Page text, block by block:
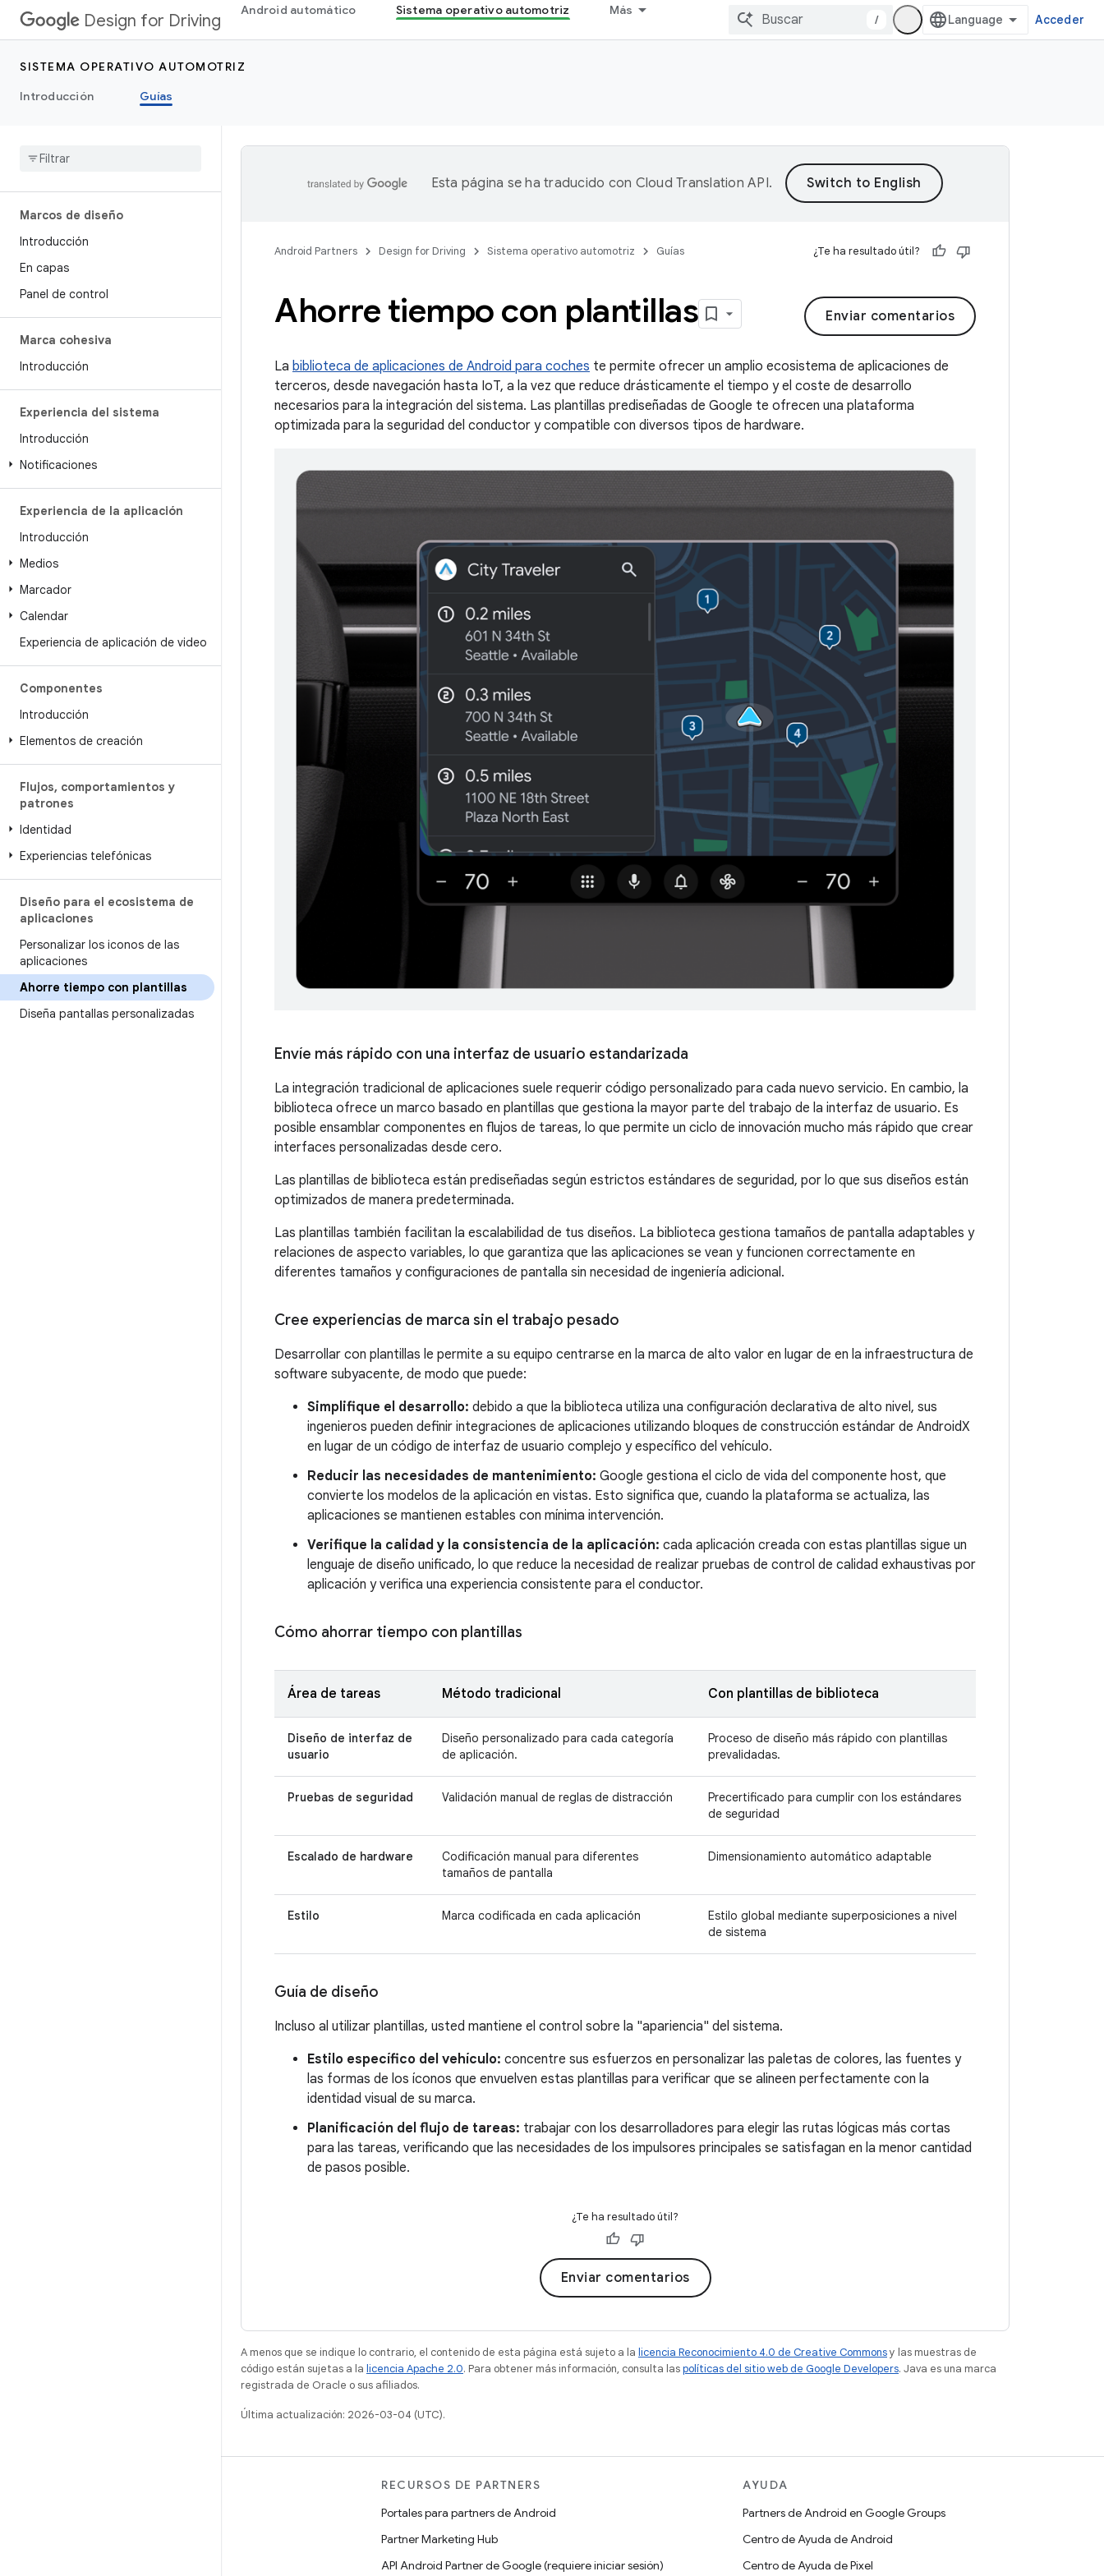
Design for Driving
Android automático Sistema operativo automotriz Más
/ Acceder
SISTEMA OPERATIVO AUTOMOTRIZ
Introducción
Guías
Marcos de diseño
Introducción
En capas
Panel de control
Marca cohesiva
Introducción
Experiencia del sistema
Introducción
Notificaciones
Experiencia de la aplicación
Introducción
Medios
Marcador
Calendar
Experiencia de aplicación de video
Componentes
Introducción
Elementos de creación
Flujos, comportamientos y
patrones
Identidad
Experiencias telefónicas
Diseño para el ecosistema de
aplicaciones
Personalizar los iconos de las
aplicaciones
Ahorre tiempo con plantillas
Diseña pantallas personalizadas
Esta página se ha traducido con Cloud Translation API.
Android Partners Design for Driving Sistema operativo automotriz Guías ¿Te ha resultado útil?
Enviar comentarios
Ahorre tiempo con plantillas
La biblioteca de aplicaciones de Android para coches te permite ofrecer un amplio ecosistema de aplicaciones de
terceros, desde navegación hasta IoT, a la vez que reduce drásticamente el tiempo y el coste de desarrollo
necesarios para la integración del sistema. Las plantillas prediseñadas de Google te ofrecen una plataforma
optimizada para la seguridad del conductor y compatible con diversos tipos de hardware.
Envíe más rápido con una interfaz de usuario estandarizada
La integración tradicional de aplicaciones suele requerir código personalizado para cada nuevo servicio. En cambio, la
biblioteca ofrece un marco basado en plantillas que gestiona la mayor parte del trabajo de la interfaz de usuario. Es
posible ensamblar componentes en flujos de tareas, lo que permite un ciclo de innovación mucho más rápido que crear
interfaces personalizadas desde cero.
Las plantillas de biblioteca están prediseñadas según estrictos estándares de seguridad, por lo que sus diseños están
optimizados de manera predeterminada.
Las plantillas también facilitan la escalabilidad de tus diseños. La biblioteca gestiona tamaños de pantalla adaptables y
relaciones de aspecto variables, lo que garantiza que las aplicaciones se vean y funcionen correctamente en
diferentes tamaños y configuraciones de pantalla sin necesidad de ingeniería adicional.
Cree experiencias de marca sin el trabajo pesado
Desarrollar con plantillas le permite a su equipo centrarse en la marca de alto valor en lugar de en la infraestructura de
software subyacente, de modo que puede:
Simplifique el desarrollo: debido a que la biblioteca utiliza una configuración declarativa de alto nivel, sus
ingenieros pueden definir integraciones de aplicaciones utilizando bloques de construcción estándar de AndroidX
en lugar de un código de interfaz de usuario complejo y específico del vehículo.
Reducir las necesidades de mantenimiento: Google gestiona el ciclo de vida del componente host, que
convierte los modelos de la aplicación en vistas. Esto significa que, cuando la plataforma se actualiza, las
aplicaciones se mantienen estables con mínima intervención.
Verifique la calidad y la consistencia de la aplicación: cada aplicación creada con estas plantillas sigue un
lenguaje de diseño unificado, lo que reduce la necesidad de realizar pruebas de control de calidad exhaustivas por
aplicación y verifica una experiencia consistente para el conductor.
Cómo ahorrar tiempo con plantillas
Área de tareas Método tradicional Con plantillas de biblioteca
Diseño de interfaz de
usuario
Diseño personalizado para cada categoría
de aplicación.
Proceso de diseño más rápido con plantillas
prevalidadas.
Pruebas de seguridad Validación manual de reglas de distracción
Precertificado para cumplir con los estándares
de seguridad
Escalado de hardware
Codificación manual para diferentes
tamaños de pantalla
Dimensionamiento automático adaptable
Estilo Marca codificada en cada aplicación
Estilo global mediante superposiciones a nivel
de sistema
Guía de diseño
Incluso al utilizar plantillas, usted mantiene el control sobre la "apariencia" del sistema.
Estilo específico del vehículo: concentre sus esfuerzos en personalizar las paletas de colores, las fuentes y
las formas de los íconos que envuelven estas plantillas para verificar que se alineen perfectamente con la
identidad visual de su marca.
Planificación del flujo de tareas: trabajar con los desarrolladores para elegir las rutas lógicas más cortas
para las tareas, verificando que las necesidades de los impulsores principales se satisfagan en la menor cantidad
de pasos posible.
¿Te ha resultado útil?
Enviar comentarios
A menos que se indique lo contrario, el contenido de esta página está sujeto a la licencia Reconocimiento 4.0 de Creative Commonsy las muestras de
código están sujetas a la licencia Apache 2.0. Para obtener más información, consulta laspolíticas del sitio web de Google Developers. Java es una marca
registrada de Oracle o sus afiliados.
Última actualización: 2026-03-04 (UTC).
RECURSOS DE PARTNERS
Portales para partners de Android
Partner Marketing Hub
API Android Partner de Google (requiere iniciar sesión)
AYUDA
Partners de Android en Google Groups
Centro de Ayuda de Android
Centro de Ayuda de Pixel